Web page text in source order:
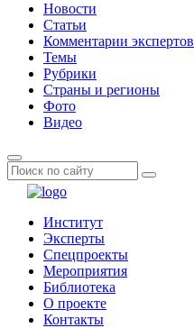
Новости
Статьи
Комментарии экспертов
Темы
Рубрики
Страны и регионы
Фото
Видео
Институт
Эксперты
Спецпроекты
Мероприятия
Библиотека
О проекте
Контакты